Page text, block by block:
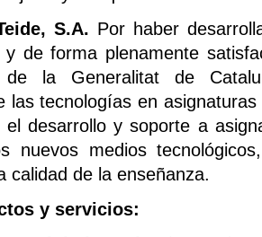
S.A. Por haber
y de forma plenamente
de la Generalitat de
las tecnologías en
el desarrollo y soporte a
nuevos medios
calidad de la enseñanza.
y servicios: